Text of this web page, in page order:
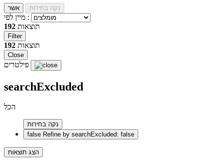
אשר נקה בחירות
מיין לפי :
192 תוצאות
Filter
192 תוצאות
Close
searchExcluded
הכל
נקה בחירות
false Refine by searchExcluded: false
הצג תוצאות